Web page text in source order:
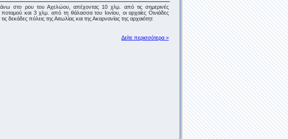
στο ρου του Αχελώου, απέχοντας 10 χλμ. από τις σημερινές
ποταμού και 3 χλμ. από τη θάλασσα του Ιονίου, οι αρχαίες Οινιάδες
τις δεκάδες πόλεις της Αιτωλίας και της Ακαρνανίας της αρχαιότητ
Δείτε περισσότερα >